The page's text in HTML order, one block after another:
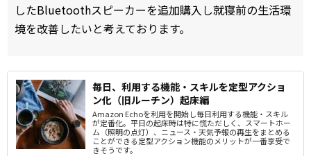
したBluetoothスピーカーを追加購入し就寝前の生活環
境を改善したいと考えております。
毎日、利用する機能・スキルを定型アクショ
ン化（旧ルーチン）起床編
Amazon Echoを利用を開始し毎日利用する機能・スキル
が定番化。平日の起床時は特に慌ただしく、スマートホー
ム（照明の点灯）、ニュース・天気予報の再生をまとめる
ことができる定型アクション機能のメリットが一番享受で
きそうです。